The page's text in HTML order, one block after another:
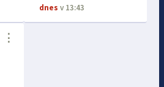
dnes v 13:43
⋮